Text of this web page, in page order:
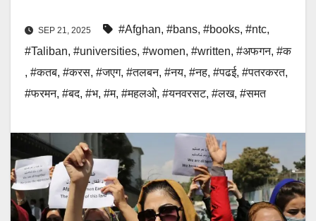
SEP 21, 2025 #Afghan, #bans, #books, #ntc,
#Taliban, #universities, #women, #written, #अफगन, #क
, #कतब, #करस, #जएग, #तलबन, #नय, #नह, #पढई, #पतरकरत,
#फरमन, #बद, #भ, #म, #महलओ, #यनवरसट, #लख, #समत